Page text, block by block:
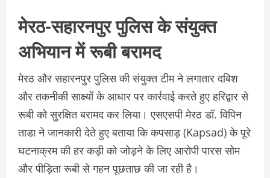
मेरठ-सहारनपुर पुलिस के संयुक्त
अभियान में रूबी बरामद
मेरठ और सहारनपुर पुलिस की संयुक्त टीम ने लगातार दबिश
और तकनीकी साक्ष्यों के आधार पर कार्रवाई करते हुए हरिद्वार से
रूबी को सुरक्षित बरामद कर लिया। एसएसपी मेरठ डॉ. विपिन
ताडा ने जानकारी देते हुए बताया कि कपसाड़ (Kapsad) के पूरे
घटनाक्रम की हर कड़ी को जोड़ने के लिए आरोपी पारस सोम
और पीड़िता रूबी से गहन पूछताछ की जा रही है।